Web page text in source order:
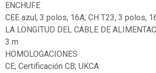
ENCHUFE
CEE azul, 3 polos, 16A; CH T23, 3 polos,
LA LONGITUD DEL CABLE DE
3 m
HOMOLOGACIONES
CE; Certificación CB; UKCA